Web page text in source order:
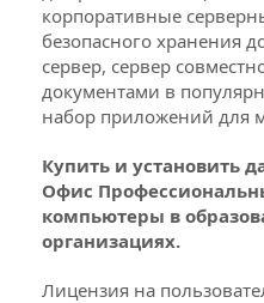
корпоративные
безопасного хранения
сервер, сервер
документами в
набор приложений для
Купить и установить
Офис
компьютеры в
организациях.
Лицензия на